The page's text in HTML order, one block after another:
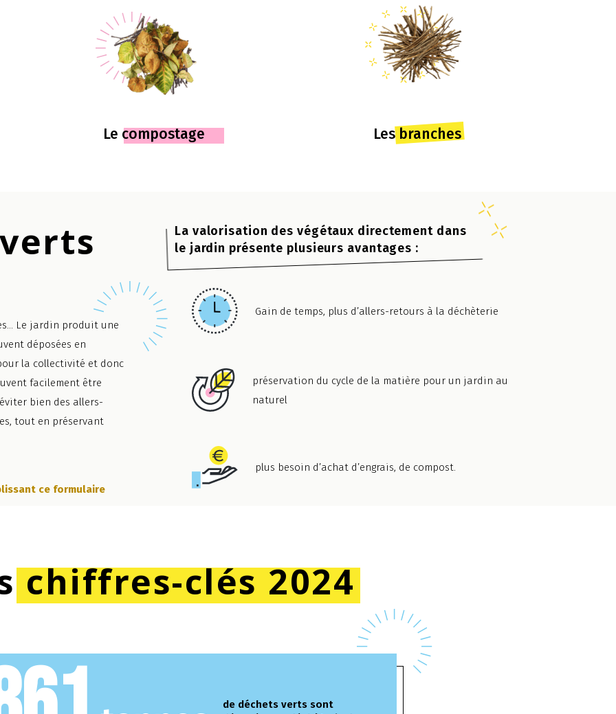
Le compostage Les branches
Le jardin produit une
déposées en
la collectivité et donc
facilement être
bien des allers-
tout en préservant
ce formulaire
La valorisation des végétaux directement dans
le jardin présente plusieurs avantages :
Gain de temps, plus d’allers-retours à la déchèterie
préservation du cycle de la matière pour un jardin au
naturel
plus besoin d’achat d’engrais, de compost.
chiffres-clés 2024
de déchets verts sont